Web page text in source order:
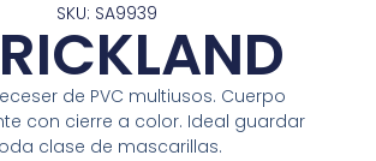
SKU: SA9939
de PVC multiusos. Cuerpo
con cierre a color. Ideal guardar
clase de mascarillas.